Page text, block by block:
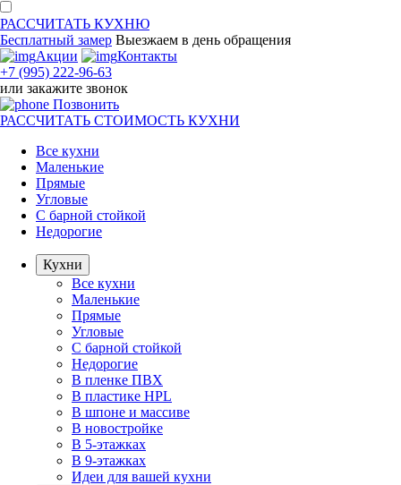
РАССЧИТАТЬ КУХНЮ
Бесплатный замер Выезжаем в день обращения
Акции
Контакты
+7 (995) 222-96-63
или закажите звонок
Позвонить
РАССЧИТАТЬ СТОИМОСТЬ КУХНИ
Все кухни
Маленькие
Прямые
Угловые
С барной стойкой
Недорогие
Кухни
Все кухни
Маленькие
Прямые
Угловые
С барной стойкой
Недорогие
В пленке ПВХ
В пластике HPL
В шпоне и массиве
В новостройке
В 5-этажках
В 9-этажках
Идеи для вашей кухни